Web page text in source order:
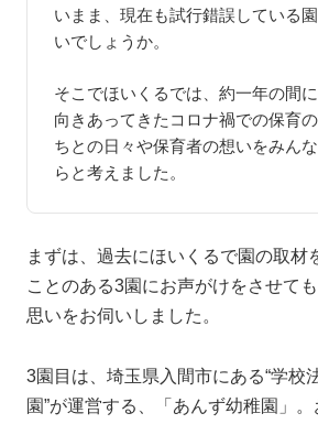
いまま、現在も試行錯誤している
いでしょうか。
そこでほいくるでは、約一年の間
向きあってきたコロナ禍での保育
ちとの日々や保育者の想いをみん
らと考えました。
まずは、過去にほいくるで園の取材
ことのある3園にお声がけをさせて
思いをお伺いしました。
3園目は、埼玉県入間市にある“学校
園”が運営する、「あんず幼稚園」